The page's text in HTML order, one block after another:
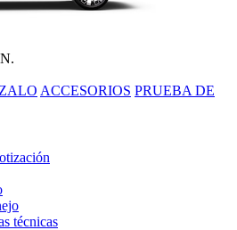
ACCESORIOS PRUEBA DE
técnicas